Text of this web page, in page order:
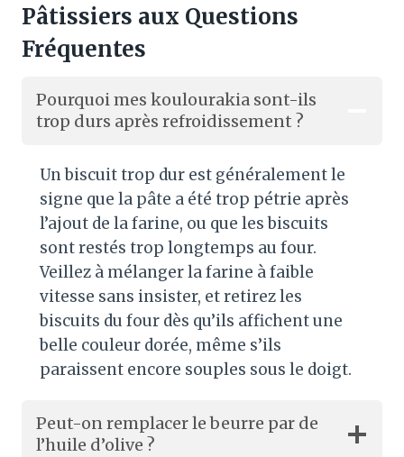
Pâtissiers aux Questions
Fréquentes
Pourquoi mes koulourakia sont-ils
trop durs après refroidissement ?
Un biscuit trop dur est généralement le
signe que la pâte a été trop pétrie après
l’ajout de la farine, ou que les biscuits
sont restés trop longtemps au four.
Veillez à mélanger la farine à faible
vitesse sans insister, et retirez les
biscuits du four dès qu’ils affichent une
belle couleur dorée, même s’ils
paraissent encore souples sous le doigt.
Peut-on remplacer le beurre par de
l’huile d’olive ?